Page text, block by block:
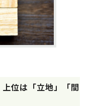
位は「立地」「間